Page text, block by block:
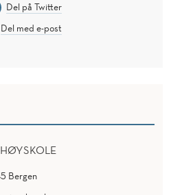
Del på Twitter
Del med e-post
Bergen